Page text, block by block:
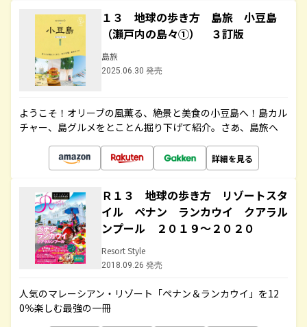
１３ 地球の歩き方 島旅 小豆島
（瀬戸内の島々①） ３訂版
島旅
2025.06.30 発売
ようこそ！オリーブの風薫る、絶景と美食の小豆島へ！島カル
チャー、島グルメをとことん掘り下げて紹介。さあ、島旅へ
詳細を見る
Ｒ１３ 地球の歩き方 リゾートスタ
イル ペナン ランカウイ クアラル
ンプール ２０１９～２０２０
Resort Style
2018.09.26 発売
人気のマレーシアン・リゾート「ペナン＆ランカウイ」を12
0％楽しむ最強の一冊